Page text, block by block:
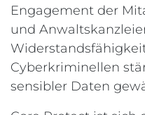
Engagement der
und
Cyberkriminellen
sensibler Daten